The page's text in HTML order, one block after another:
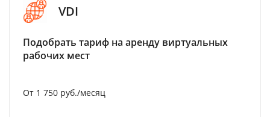
VDI
Подобрать тариф на аренду виртуальных
рабочих мест
От 1 750 руб./месяц